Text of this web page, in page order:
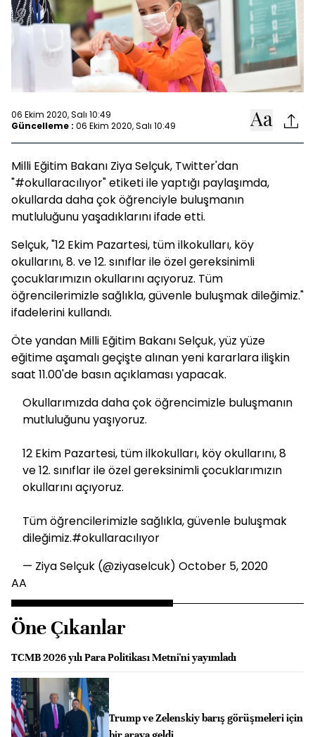
06 Ekim 2020, Salı 10:49
Güncelleme : 06 Ekim 2020, Salı 10:49
Milli Eğitim Bakanı Ziya Selçuk, Twitter'dan
"#okullaracılıyor" etiketi ile yaptığı paylaşımda,
okullarda daha çok öğrenciyle buluşmanın
mutluluğunu yaşadıklarını ifade etti.
Selçuk, "12 Ekim Pazartesi, tüm ilkokulları, köy
okullarını, 8. ve 12. sınıflar ile özel gereksinimli
çocuklarımızın okullarını açıyoruz. Tüm
öğrencilerimizle sağlıkla, güvenle buluşmak dileğimiz."
ifadelerini kullandı.
Öte yandan Milli Eğitim Bakanı Selçuk, yüz yüze
eğitime aşamalı geçişte alınan yeni kararlara ilişkin
saat 11.00'de basın açıklaması yapacak.
Okullarımızda daha çok öğrencimizle buluşmanın
mutluluğunu yaşıyoruz.
12 Ekim Pazartesi, tüm ilkokulları, köy okullarını, 8
ve 12. sınıflar ile özel gereksinimli çocuklarımızın
okullarını açıyoruz.
Tüm öğrencilerimizle sağlıkla, güvenle buluşmak
dileğimiz.#okullaracılıyor
— Ziya Selçuk (@ziyaselcuk) October 5, 2020
AA
Öne Çıkanlar
TCMB 2026 yılı Para Politikası Metni'ni yayımladı
Trump ve Zelenskiy barış görüşmeleri için